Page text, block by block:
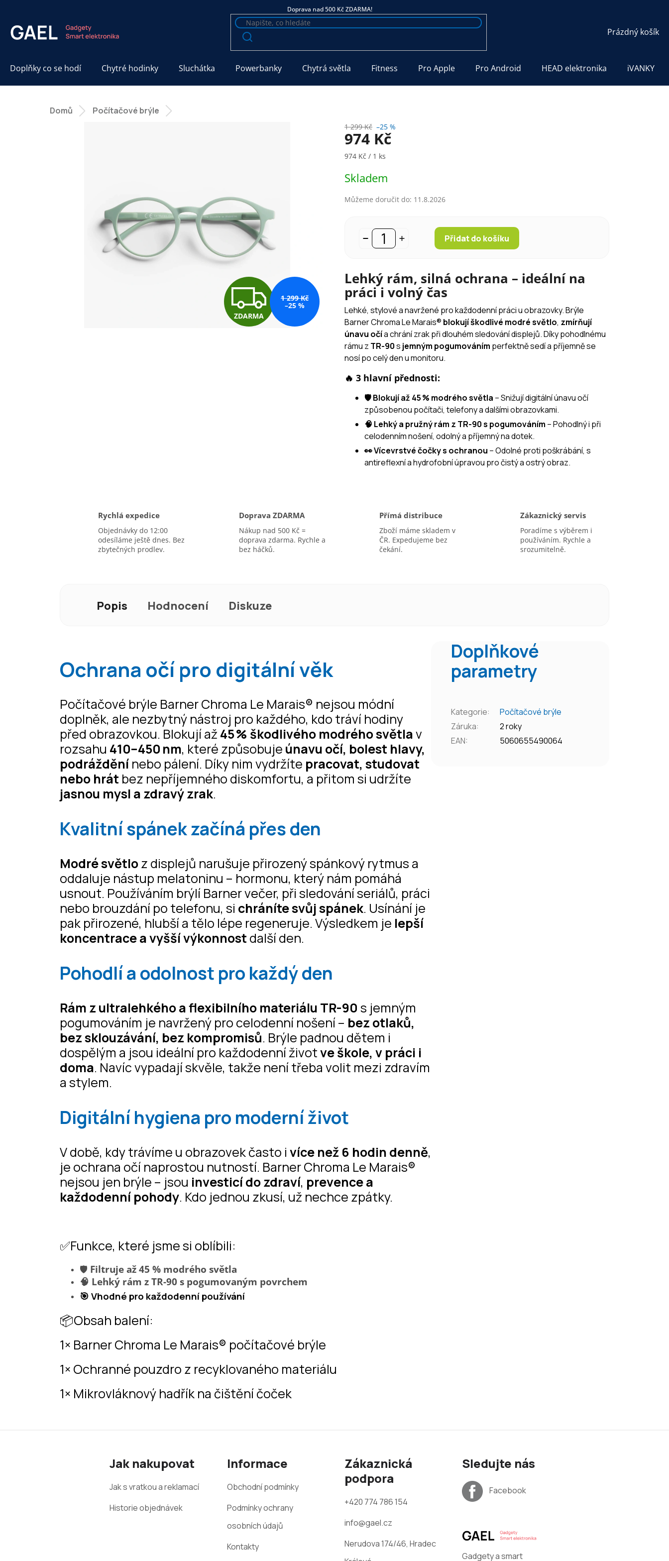
obsah
Doprava nad 500 Kč ZDARMA!
NÁKUPNÍ
Prázdný košík
Doplňky co se hodí Chytré hodinky Sluchátka Powerbanky Chytrá světla Fitness Pro Apple Pro Android HEAD elektronika iVANKY
Domů Počítačové brýle
Z
D
ZDARMA
1 299 Kč
–25 %
1 299 Kč –25 %
974 Kč
Měrná cena:
974 Kč / 1 ks
Skladem
Můžeme doručit do: 11.8.2026
Přidat do košíku
Lehký rám, silná ochrana – ideální na
práci i volný čas
Lehké, stylové a navržené pro každodenní práci u obrazovky. Brýle
Barner Chroma Le Marais® blokují škodlivé modré světlo, zmírňují
únavu očía chrání zrak při dlouhém sledování displejů. Díky pohodlnému
rámu z TR-90s jemným pogumováním perfektně sedí a příjemně se
nosí po celý den u monitoru.
🔥 3 hlavní přednosti:
🛡️ Blokují až 45 % modrého světla – Snižují digitální únavu očí
způsobenou počítači, telefony a dalšími obrazovkami.
🧠 Lehký a pružný rám z TR-90 s pogumováním – Pohodlný i při
celodenním nošení, odolný a příjemný na dotek.
👀 Vícevrstvé čočky s ochranou – Odolné proti poškrábání, s
antireflexní a hydrofobní úpravou pro čistý a ostrý obraz.
Rychlá expedice
Objednávky do 12:00
odesíláme ještě dnes. Bez
zbytečných prodlev.
Doprava ZDARMA
Nákup nad 500 Kč =
doprava zdarma. Rychle a
bez háčků.
Přímá distribuce
Zboží máme skladem v
ČR. Expedujeme bez
čekání.
Zákaznický servis
Poradíme s výběrem i
používáním. Rychle a
srozumitelně.
Popis Hodnocení Diskuze
Ochrana očí pro digitální věk
Počítačové brýle Barner Chroma Le Marais® nejsou módní
doplněk, ale nezbytný nástroj pro každého, kdo tráví hodiny
před obrazovkou. Blokují až45 % škodlivého modrého světlav
rozsahu 410–450 nm, které způsobuje únavu očí, bolest hlavy,
podráždění nebo pálení. Díky nim vydržíte pracovat, studovat
nebo hrát bez nepříjemného diskomfortu, a přitom si udržíte
jasnou mysl a zdravý zrak.
Kvalitní spánek začíná přes den
Modré světloz displejů narušuje přirozený spánkový rytmus a
oddaluje nástup melatoninu – hormonu, který nám pomáhá
usnout. Používáním brýlí Barner večer, při sledování seriálů, práci
nebo brouzdání po telefonu, si chráníte svůj spánek. Usínání je
pak přirozené, hlubší a tělo lépe regeneruje. Výsledkem je lepší
koncentrace a vyšší výkonnost další den.
Pohodlí a odolnost pro každý den
Rám z ultralehkého a flexibilního materiálu TR-90 s jemným
pogumováním je navržený pro celodenní nošení – bez otlaků,
bez sklouzávání, bez kompromisů. Brýle padnou dětem i
dospělým a jsou ideální pro každodenní životve škole, v práci i
doma. Navíc vypadají skvěle, takže není třeba volit mezi zdravím
a stylem.
Digitální hygiena pro moderní život
V době, kdy trávíme u obrazovek často i více než 6 hodin denně,
je ochrana očí naprostou nutností. Barner Chroma Le Marais®
nejsou jen brýle – jsou investicí do zdraví, prevence a
každodenní pohody. Kdo jednou zkusí, už nechce zpátky.
✅Funkce, které jsme si oblíbili:
🛡️ Filtruje až 45 % modrého světla
🧠 Lehký rám z TR-90 s pogumovaným povrchem
🎯 Vhodné pro každodenní používání
📦Obsah balení:
1× Barner Chroma Le Marais® počítačové brýle
1× Ochranné pouzdro z recyklovaného materiálu
1× Mikrovláknový hadřík na čištění čoček
Doplňkové
parametry
Kategorie:
Počítačové brýle
Záruka:
2 roky
EAN: 5060655490064
Jak nakupovat
Jak s vratkou a reklamací
Historie objednávek
Informace
Obchodní podmínky
Podmínky ochrany
osobních údajů
Kontakty
Zákaznická
podpora
+420 774 786 154
info@gael.cz
Nerudova 174/46, Hradec
Sledujte nás
Facebook
Gadgety a smart